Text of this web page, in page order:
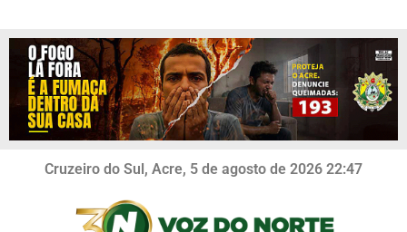
Cruzeiro do Sul, Acre, 5 de agosto de 2026 22:47